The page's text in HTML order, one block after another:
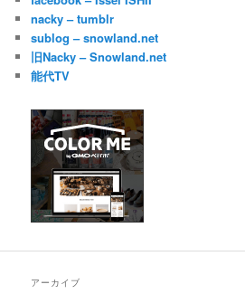
nacky – tumblr
sublog – snowland.net
旧Nacky – Snowland.net
能代TV
アーカイブ